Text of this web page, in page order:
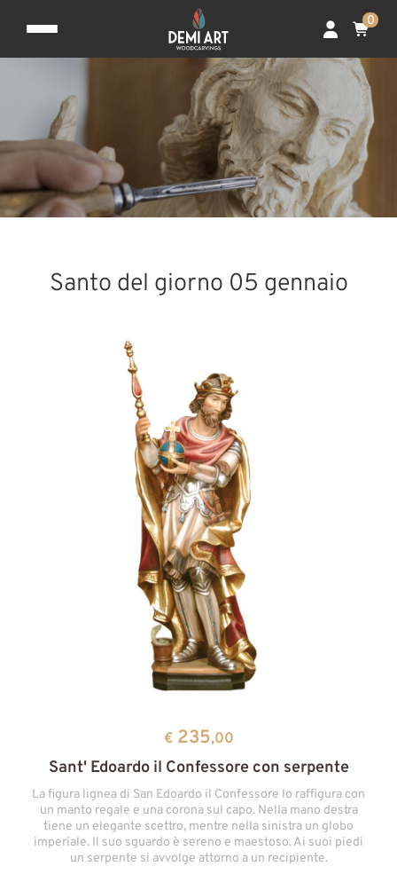
0
Santo del giorno 05 gennaio
€235,00
Sant' Edoardo il Confessore con serpente
La figura lignea di San Edoardo il Confessore lo raffigura con
un manto regale e una corona sul capo. Nella mano destra
tiene un elegante scettro, mentre nella sinistra un globo
imperiale. Il suo sguardo è sereno e maestoso. Ai suoi piedi
un serpente si avvolge attorno a un recipiente.